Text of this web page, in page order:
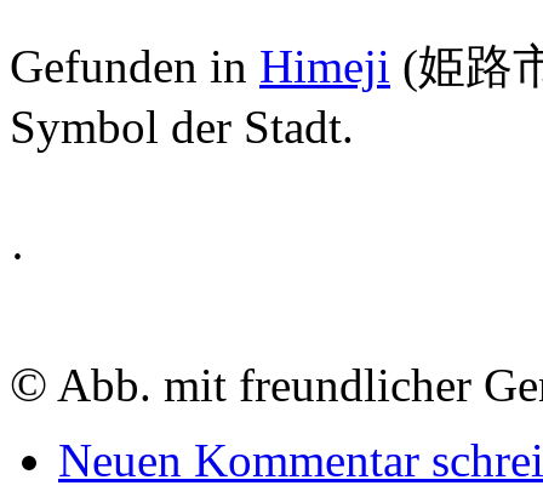
Gefunden in Himeji (姫路
Symbol der Stadt.
·
© Abb. mit freundlicher
Neuen Kommentar